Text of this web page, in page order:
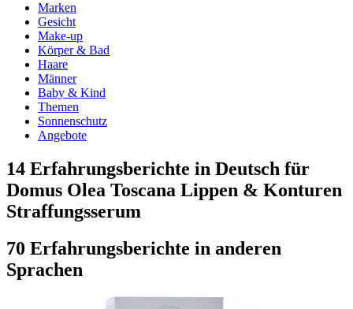
Marken
Gesicht
Make-up
Körper & Bad
Haare
Männer
Baby & Kind
Themen
Sonnenschutz
Angebote
14 Erfahrungsberichte in Deutsch für
Domus Olea Toscana Lippen & Konturen
Straffungsserum
70 Erfahrungsberichte in anderen
Sprachen